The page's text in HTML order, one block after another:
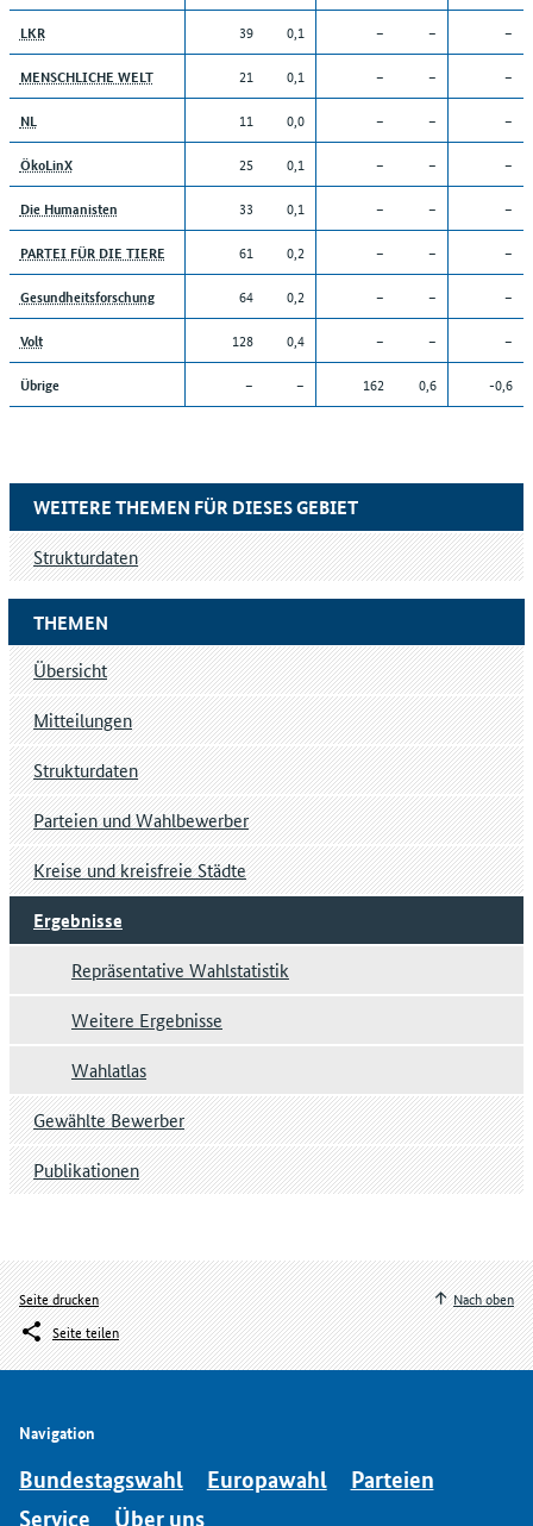
LKR 39 0,1 – – –
MENSCHLICHE WELT 21 0,1 – – –
NL 11 0,0 – – –
ÖkoLinX 25 0,1 – – –
Die Humanisten 33 0,1 – – –
PARTEI FÜR DIE TIERE 61 0,2 – – –
Gesundheitsforschung 64 0,2 – – –
Volt 128 0,4 – – –
Übrige – – 162 0,6 -0,6
THEMEN
Übersicht
Mitteilungen
Strukturdaten
Parteien und Wahlbewerber
Kreise und kreisfreie Städte
Ergebnisse
Repräsentative Wahlstatistik
Weitere Ergebnisse
Wahlatlas
Gewählte Bewerber
Publikationen
WEITERE THEMEN FÜR DIESES GEBIET
Strukturdaten
Seite drucken
Seite teilen
Nach oben
Navigation
Bundestagswahl Europawahl
Parteien
Service
Über uns